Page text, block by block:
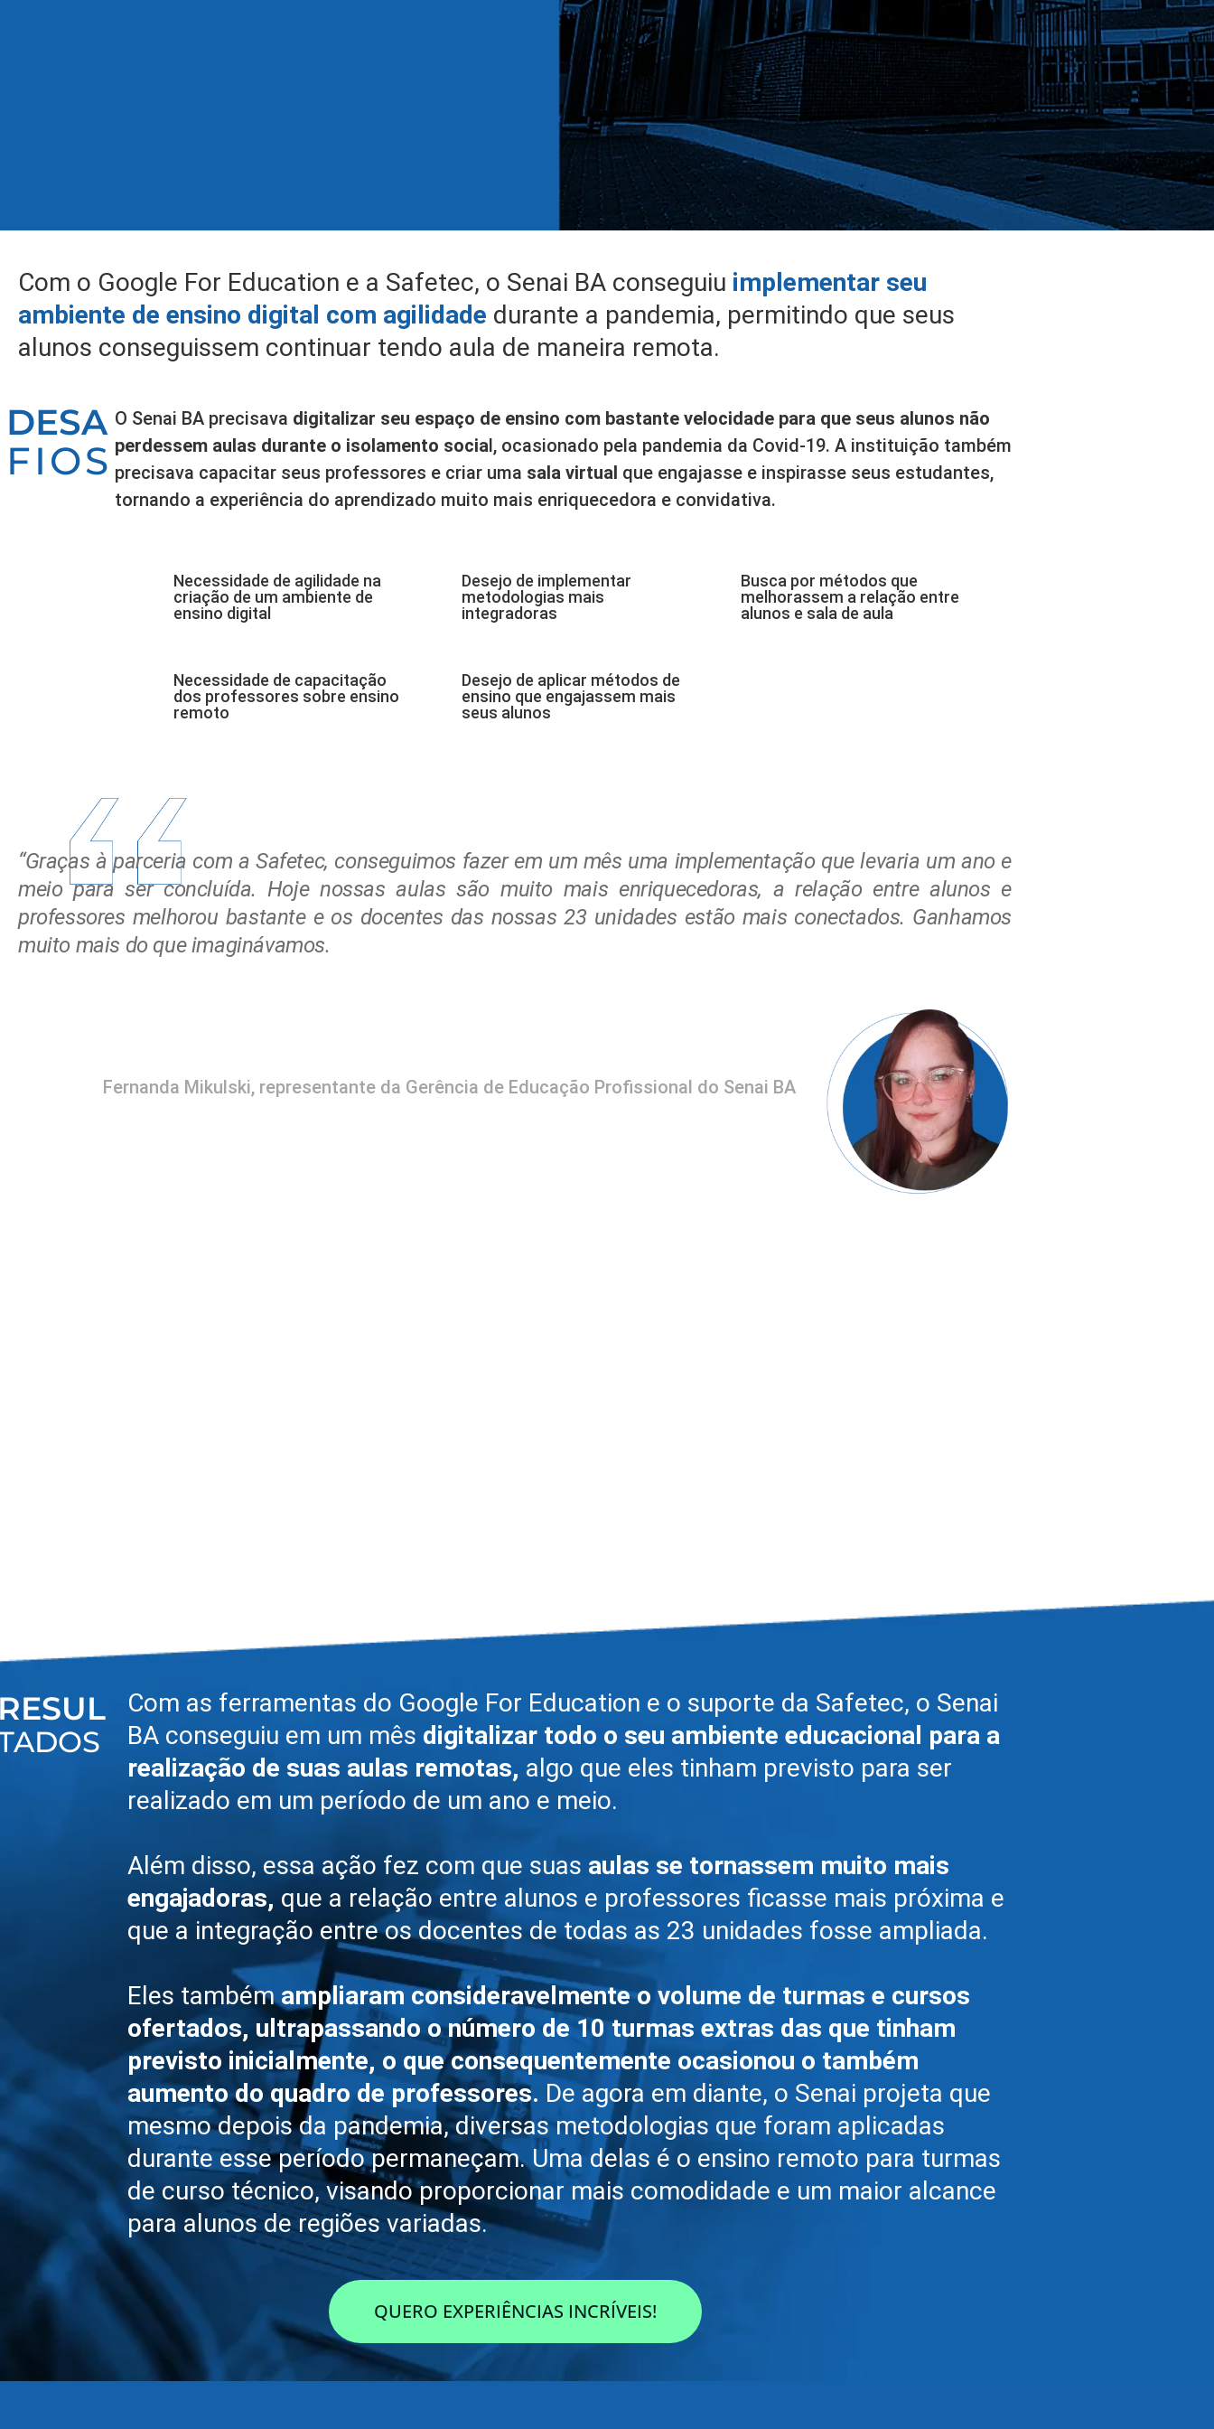
Com o Google For Education e a Safetec, o Senai BA conseguiu implementar seu
ambiente de ensino digital com agilidade durante a pandemia, permitindo que seus
alunos conseguissem continuar tendo aula de maneira remota.
DESA
FIOS
O Senai BA precisava digitalizar seu espaço de ensino com bastante velocidade para que seus alunos não
perdessem aulas durante o isolamento social, ocasionado pela pandemia da Covid-19. A instituição também
precisava capacitar seus professores e criar uma sala virtual que engajasse e inspirasse seus estudantes,
tornando a experiência do aprendizado muito mais enriquecedora e convidativa.
Necessidade de agilidade na
criação de um ambiente de
ensino digital
Desejo de implementar
metodologias mais
integradoras
Busca por métodos que
melhorassem a relação entre
alunos e sala de aula
Necessidade de capacitação
dos professores sobre ensino
remoto
Desejo de aplicar métodos de
ensino que engajassem mais
seus alunos
“Graças à parceria com a Safetec, conseguimos fazer em um mês uma implementação que levaria um ano e
meio para ser concluída. Hoje nossas aulas são muito mais enriquecedoras, a relação entre alunos e
professores melhorou bastante e os docentes das nossas 23 unidades estão mais conectados. Ganhamos
muito mais do que imaginávamos.
Fernanda Mikulski, representante da Gerência de Educação Profissional do Senai BA
Com as ferramentas do Google For Education e o suporte da Safetec, o Senai
BA conseguiu em um mês digitalizar todo o seu ambiente educacional para a
realização de suas aulas remotas, algo que eles tinham previsto para ser
realizado em um período de um ano e meio.
Além disso, essa ação fez com que suas aulas se tornassem muito mais
engajadoras, que a relação entre alunos e professores ficasse mais próxima e
que a integração entre os docentes de todas as 23 unidades fosse ampliada.
Eles tambémampliaram consideravelmente o volume de turmas e cursos
ofertados, ultrapassando o número de 10 turmas extras das que tinham
previsto inicialmente, o que consequentemente ocasionou o também
aumento do quadro de professores. De agora em diante, o Senai projeta que
mesmo depois da pandemia, diversas metodologias que foram aplicadas
durante esse período permaneçam. Uma delas é o ensino remoto para turmas
de curso técnico, visando proporcionar mais comodidade e um maior alcance
para alunos de regiões variadas.
QUERO EXPERIÊNCIAS INCRÍVEIS!